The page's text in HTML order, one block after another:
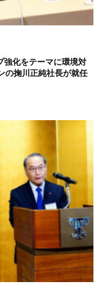
化をテーマに環境対
の掬川正純社長が就任